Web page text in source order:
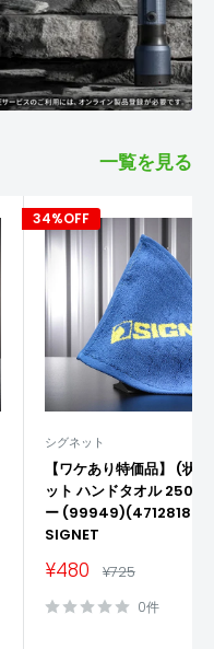
一覧を見る
34%OFF
シグネット
【ワケあり特価品】 (状
ット ハンドタオル
ー
SIGNET
販
価
¥480 通
価
格
¥725
0件